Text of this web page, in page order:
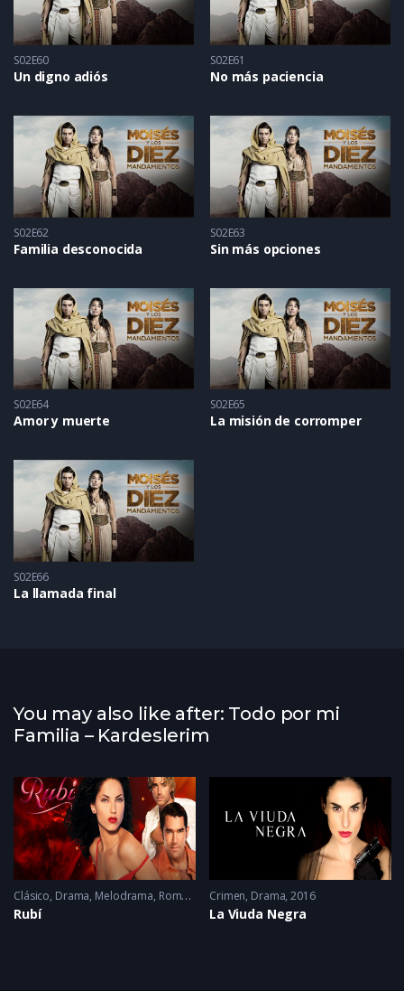
S02E60
Un digno adiós
S02E61
No más paciencia
S02E62
Familia desconocida
S02E63
Sin más opciones
S02E64
Amor y muerte
S02E65
La misión de corromper
S02E66
La llamada final
You may also like after: Todo por mi
Familia – Kardeslerim
Clásico, Drama, Melodrama, Romance 2005 - 2005
Rubí
Crimen, Drama 2016
La Viuda Negra